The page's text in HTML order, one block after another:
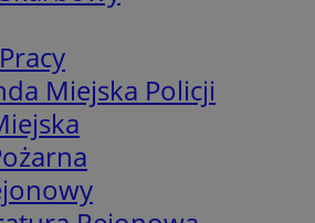
Miejska Policji